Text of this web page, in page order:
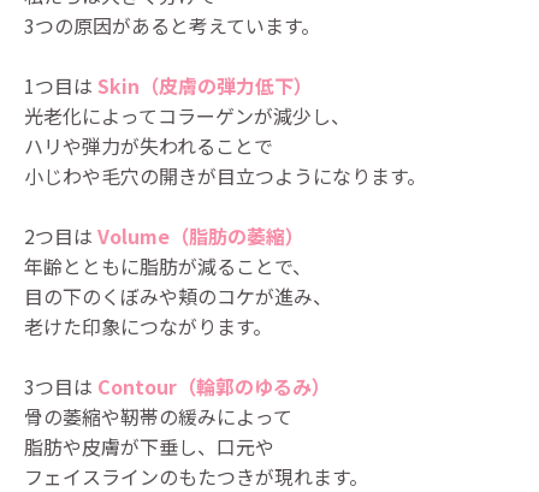
3つの原因があると考えています。
1つ目は Skin（皮膚の弾力低下）
光老化によってコラーゲンが減少し、
ハリや弾力が失われることで
小じわや毛穴の開きが目立つようになります。
2つ目は Volume（脂肪の萎縮）
年齢とともに脂肪が減ることで、
目の下のくぼみや頬のコケが進み、
老けた印象につながります。
3つ目は Contour（輪郭のゆるみ）
骨の萎縮や靭帯の緩みによって
脂肪や皮膚が下垂し、口元や
フェイスラインのもたつきが現れます。